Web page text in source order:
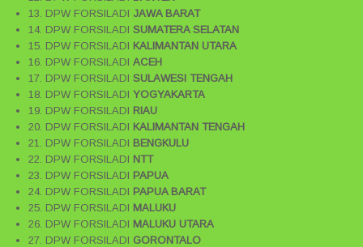
13. DPW FORSILADI JAWA BARAT
14. DPW FORSILADI SUMATERA SELATAN
15. DPW FORSILADI KALIMANTAN UTARA
16. DPW FORSILADI ACEH
17. DPW FORSILADI SULAWESI TENGAH
18. DPW FORSILADI YOGYAKARTA
19. DPW FORSILADI RIAU
20. DPW FORSILADI KALIMANTAN TENGAH
21. DPW FORSILADI BENGKULU
22. DPW FORSILADI NTT
23. DPW FORSILADI PAPUA
24. DPW FORSILADI PAPUA BARAT
25. DPW FORSILADI MALUKU
26. DPW FORSILADI MALUKU UTARA
27. DPW FORSILADI GORONTALO